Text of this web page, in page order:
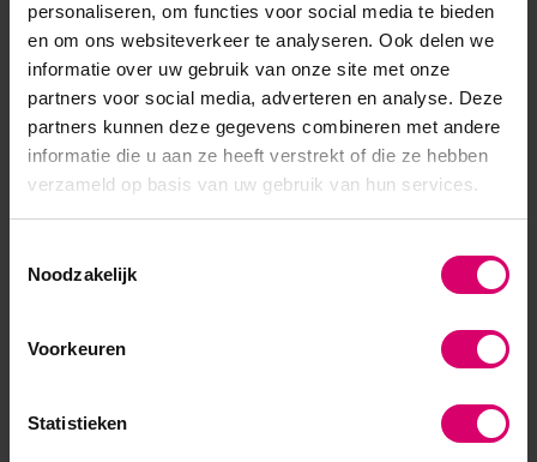
personaliseren, om functies voor social media te bieden
en om ons websiteverkeer te analyseren. Ook delen we
informatie over uw gebruik van onze site met onze
partners voor social media, adverteren en analyse. Deze
partners kunnen deze gegevens combineren met andere
informatie die u aan ze heeft verstrekt of die ze hebben
verzameld op basis van uw gebruik van hun services.
Noodzakelijk
Voorkeuren
Statistieken
CND
180/180 Grit - Per stuk
2,45